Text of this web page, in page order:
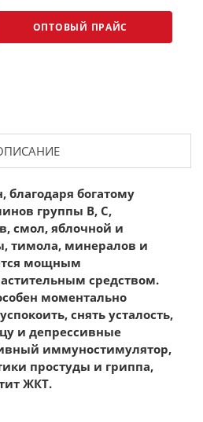
ОПТОВЫЙ ПРАЙС
богатому
группы В, С,
смол, яблочной и
тимола, минералов и
мощным
средством.
моментально
снять усталость,
и депрессивные
иммуностимулятор,
простуды и гриппа,
ЖКТ.